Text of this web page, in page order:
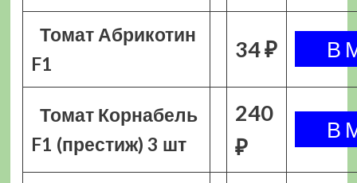
Томат Абрикотин
F1
34 ₽
Томат Корнабель
F1 (престиж) 3 шт
240
₽